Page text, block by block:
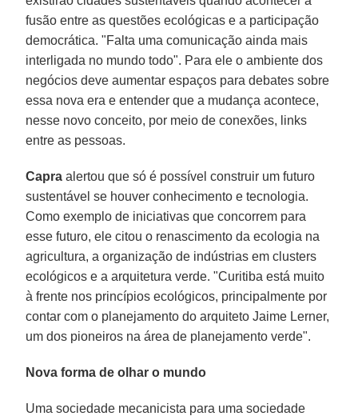
fusão entre as questões ecológicas e a participação
democrática. "Falta uma comunicação ainda mais
interligada no mundo todo". Para ele o ambiente dos
negócios deve aumentar espaços para debates sobre
essa nova era e entender que a mudança acontece,
nesse novo conceito, por meio de conexões, links
entre as pessoas.
Capra alertou que só é possível construir um futuro
sustentável se houver conhecimento e tecnologia.
Como exemplo de iniciativas que concorrem para
esse futuro, ele citou o renascimento da ecologia na
agricultura, a organização de indústrias em clusters
ecológicos e a arquitetura verde. "Curitiba está muito
à frente nos princípios ecológicos, principalmente por
contar com o planejamento do arquiteto Jaime Lerner,
um dos pioneiros na área de planejamento verde".
Nova forma de olhar o mundo
Uma sociedade mecanicista para uma sociedade